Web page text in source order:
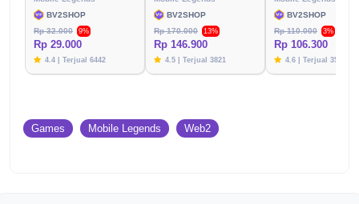
BV2SHOP
Rp 32.000
9%
Rp 29.000
4.4 | Terjual 6442
BV2SHOP
Rp 170.000
13%
Rp 146.900
4.5 | Terjual 3821
BV2SHOP
Rp 110.000
3%
Rp 106.300
4.6 | Terjual 3576
Games Mobile Legends Web2